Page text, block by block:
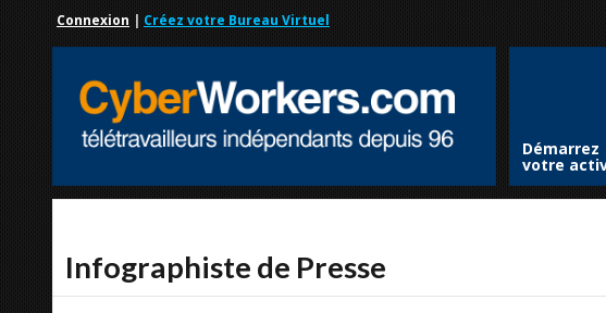
Connexion | Créez votre Bureau Virtuel
Démarrez
votre
Infographiste de Presse